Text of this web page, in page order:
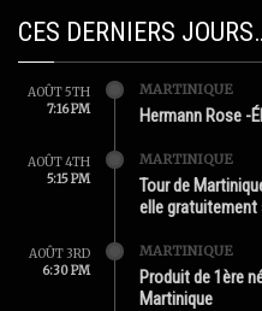
CES DERNIERS
AOÛT 5TH
7:16 PM
MARTINIQUE
Hermann Rose -
AOÛT 4TH
5:15 PM
MARTINIQUE
Tour de
elle gratuitement
AOÛT 3RD
6:30 PM
MARTINIQUE
Produit de 1ère
Martinique